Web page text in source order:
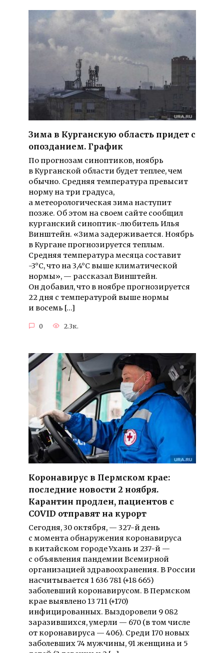
Зима в Курганскую область придет с
опозданием. График
По прогнозам синоптиков, ноябрь
в Курганской области будет теплее, чем
обычно. Средняя температура превысит
норму на три градуса,
а метеорологическая зима наступит
позже. Об этом на своем сайте сообщил
курганский синоптик-любитель Илья
Винштейн. «Зима задерживается. Ноябрь
в Кургане прогнозируется теплым.
Средняя температура месяца составит
-3°C, что на 3,4°C выше климатической
нормы», — рассказал Винштейн.
Он добавил, что в ноябре прогнозируется
22 дня с температурой выше нормы
и восемь […]
0 2.3к.
Коронавирус в Пермском крае:
последние новости 2 ноября.
Карантин продлен, пациентов с
COVID отправят на курорт
Сегодня, 30 октября, — 327-й день
с момента обнаружения коронавируса
в китайском городе Ухань и 237-й —
с объявления пандемии Всемирной
организацией здравоохранения. В России
насчитывается 1 636 781 (+18 665)
заболевший коронавирусом. В Пермском
крае выявлено 13 711 (+170)
инфицированных. Выздоровели 9 082
заразившихся, умерли — 670 (в том числе
от коронавируса — 406). Среди 170 новых
заболевших 74 мужчины, 91 женщина и 5